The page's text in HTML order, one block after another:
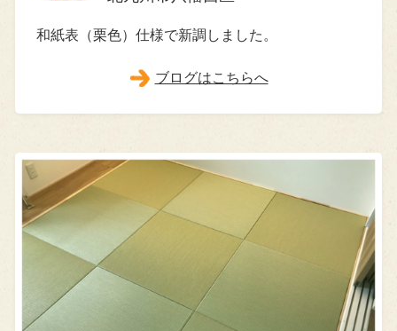
和紙表（栗色）仕様で新調しました。
ブログはこちらへ